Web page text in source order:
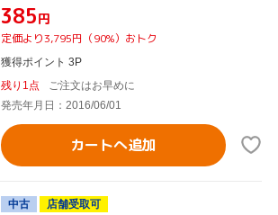
¥385円
定価より3,795円（90%）おトク
獲得ポイント 3P
残り1点
ご注文はお早めに
発売年月日：2016/06/01
カートへ追加
中古
店舗受取可